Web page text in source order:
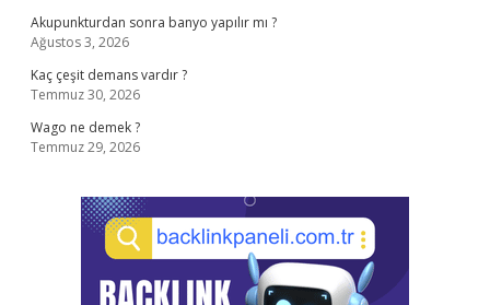
Akupunkturdan sonra banyo yapılır mı ?
Ağustos 3, 2026
Kaç çeşit demans vardır ?
Temmuz 30, 2026
Wago ne demek ?
Temmuz 29, 2026